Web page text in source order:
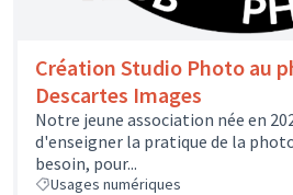
Création Studio Photo au
Descartes Images
Notre jeune association née en
d'enseigner la pratique de la
besoin, pour...
Usages numériques